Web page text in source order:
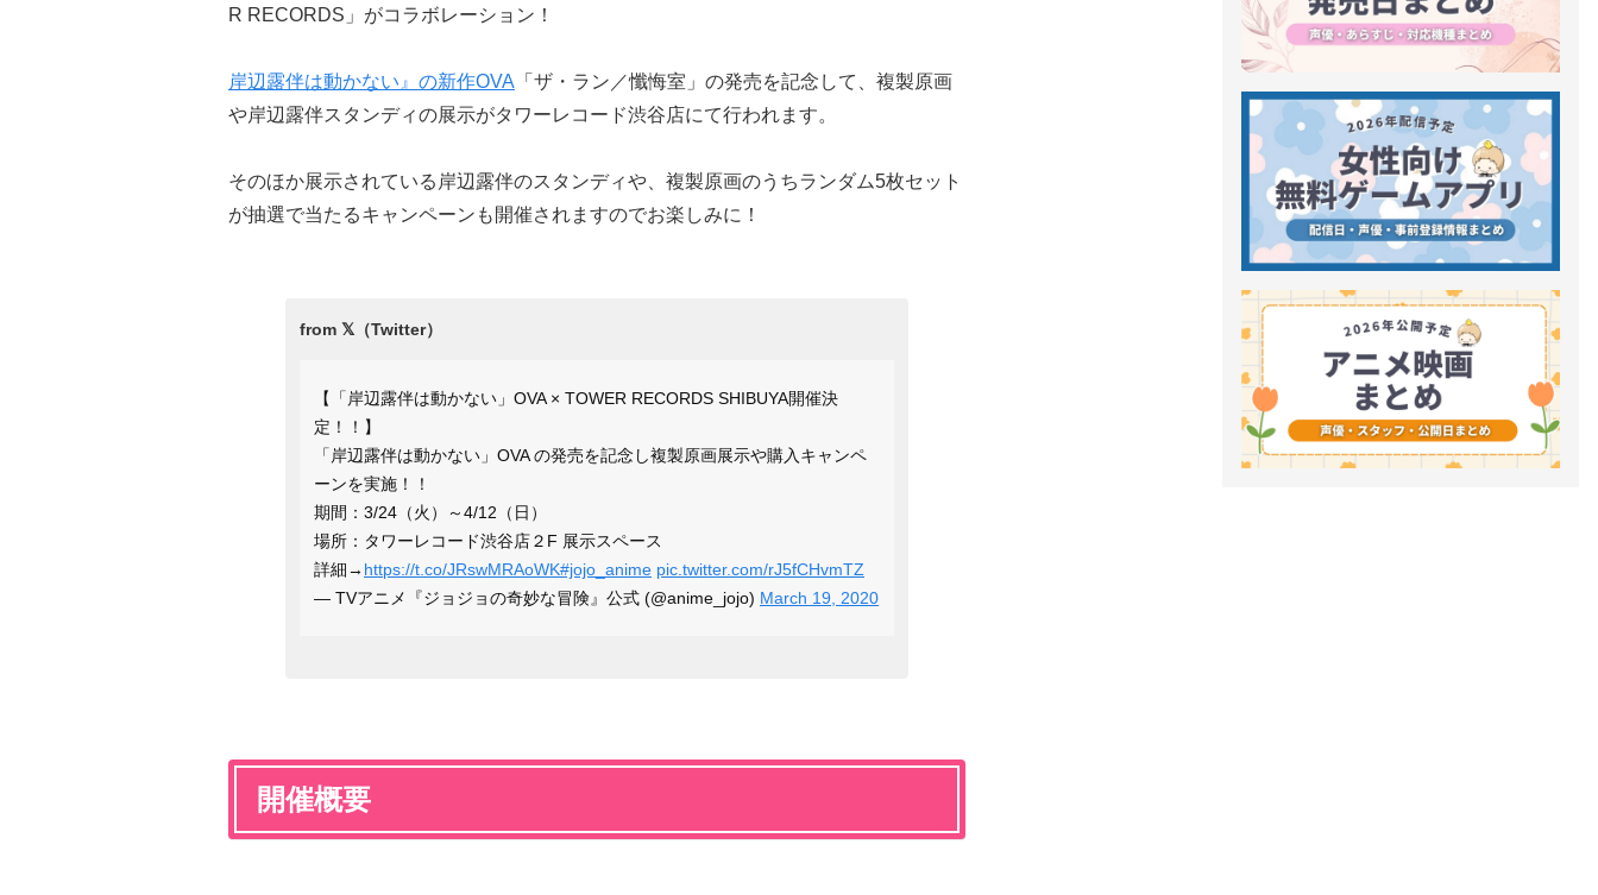
R RECORDS」がコラボレーション！
岸辺露伴は動かない』の新作OVA 「ザ・ラン／懺悔室」の発売を記念して、複製原画
や岸辺露伴スタンディの展示がタワーレコード渋谷店にて行われます。
そのほか展示されている岸辺露伴のスタンディや、複製原画のうちランダム5枚セット
が抽選で当たるキャンペーンも開催されますのでお楽しみに！
【「岸辺露伴は動かない」OVA × TOWER RECORDS SHIBUYA開催決
定！！】
「岸辺露伴は動かない」OVA の発売を記念し複製原画展示や購入キャンペ
ーンを実施！！
期間：3/24（火）～4/12（日）
場所：タワーレコード渋谷店２F 展示スペース
詳細→ https://t.co/JRswMRAoWK#jojo_anime pic.twitter.com/rJ5fCHvmTZ
— TVアニメ『ジョジョの奇妙な冒険』公式 (@anime_jojo) March 19, 2020
開催概要